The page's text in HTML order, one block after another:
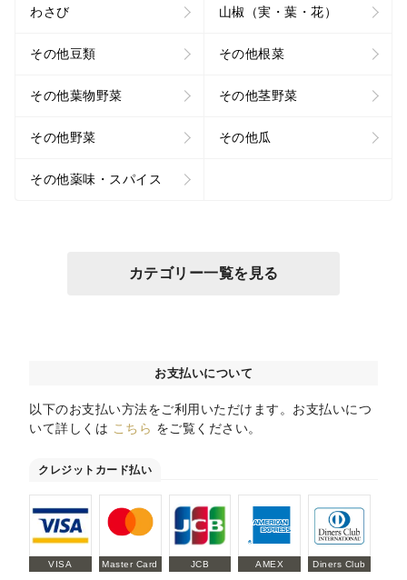
わさび 山椒（実・葉・花）
その他豆類 その他根菜
その他葉物野菜 その他茎野菜
その他野菜 その他瓜
その他薬味・スパイス
カテゴリー一覧を見る
お支払いについて
以下のお支払い方法をご利用いただけます。お支払いにつ
いて詳しくは こちら をご覧ください。
クレジットカード払い
VISA Master Card JCB AMEX Diners Club